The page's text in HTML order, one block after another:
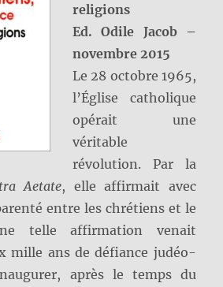
religions
Ed. Odile Jacob –
novembre 2015
Le 28 octobre 1965,
l’Église catholique
opérait une
véritable
révolution. Par la
Aetate, elle affirmait avec
entre les chrétiens et le
telle affirmation venait
mille ans de défiance judéo-
après le temps du